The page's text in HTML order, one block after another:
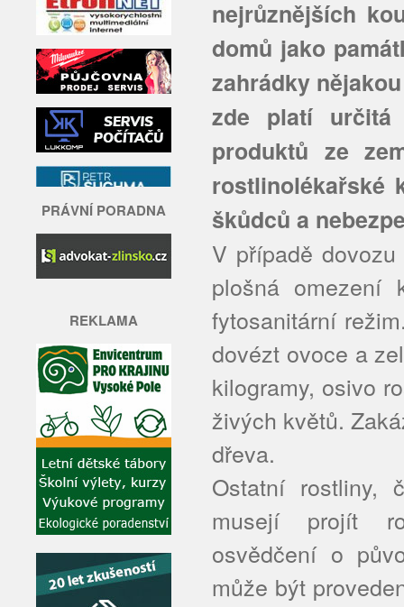
PRÁVNÍ PORADNA
REKLAMA
nejrůznějších
domů jako
zahrádky
zde platí určitá
produktů ze
rostlinolékařské
škůdců a
V případě
plošná omezení
fytosanitární
dovézt ovoce a
kilogramy, osivo
živých květů.
dřeva.
Ostatní rostliny,
musejí projít
osvědčení o
může být